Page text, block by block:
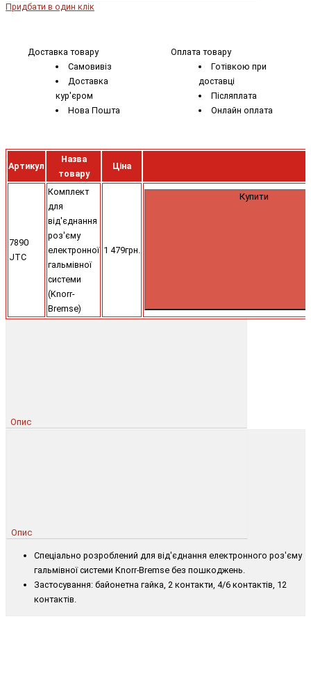
Придбати в один клік
Доставка товару
Самовивіз
Доставка
кур'єром
Нова Пошта
Оплата товару
Готівкою при
доставці
Післяплата
Онлайн оплата
Артикул
Назва
товару
Ціна
7890
JTC
Комплект
для
від'єднання
роз'єму
електронної
гальмівної
системи
(Knorr-
Bremse)
1 479грн.
Купити
Опис
Опис
Спеціально розроблений для від'єднання електронного роз'єму
гальмівної системи Knorr-Bremse без пошкоджень.
Застосування: байонетна гайка, 2 контакти, 4/6 контактів, 12
контактів.